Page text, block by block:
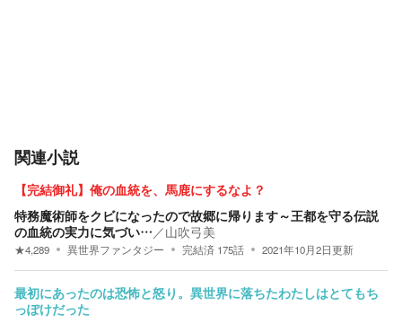
関連小説
【完結御礼】俺の血統を、馬鹿にするなよ？
特務魔術師をクビになったので故郷に帰ります～王都を守る伝説
の血統の実力に気づい… ／山吹弓美
★4,289 異世界ファンタジー 完結済 175話 2021年10月2日更新
最初にあったのは恐怖と怒り。異世界に落ちたわたしはとてもち
っぽけだった